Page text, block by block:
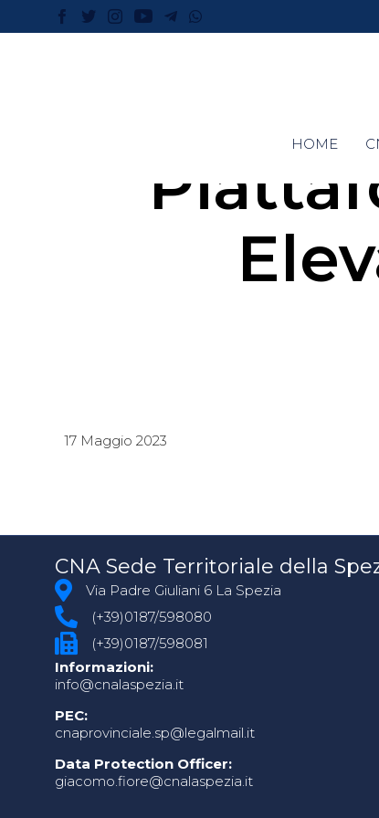
HOME
17 Maggio 2023
CNA Sede Territoriale della
Via Padre Giuliani 6 La Spezia
(+39)0187/598080
(+39)0187/598081
Informazioni:
info@cnalaspezia.it
PEC:
cnaprovinciale.sp@legalmail.it
Data Protection Officer:
giacomo.fiore@cnalaspezia.it